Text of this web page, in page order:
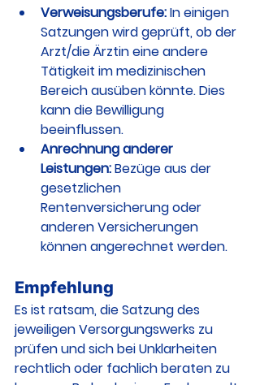
Verweisungsberufe: In einigen
Satzungen wird geprüft, ob der
Arzt/die Ärztin eine andere
Tätigkeit im medizinischen
Bereich ausüben könnte. Dies
kann die Bewilligung
beeinflussen.
Anrechnung anderer
Leistungen: Bezüge aus der
gesetzlichen
Rentenversicherung oder
anderen Versicherungen
können angerechnet werden.
Empfehlung
Es ist ratsam, die Satzung des
jeweiligen Versorgungswerks zu
prüfen und sich bei Unklarheiten
rechtlich oder fachlich beraten zu